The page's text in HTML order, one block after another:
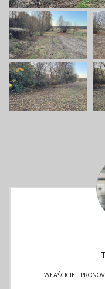
WŁAŚCICIEL